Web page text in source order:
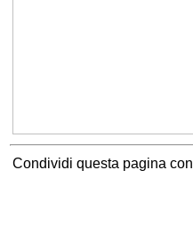
Condividi questa pagina con